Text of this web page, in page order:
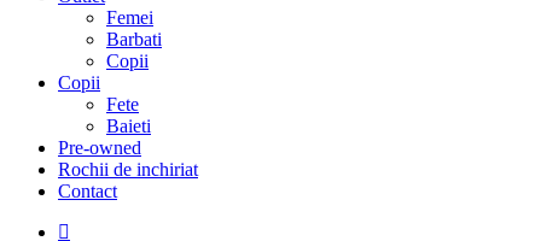
Femei
Barbati
Copii
Copii
Fete
Baieti
Pre-owned
Rochii de inchiriat
Contact